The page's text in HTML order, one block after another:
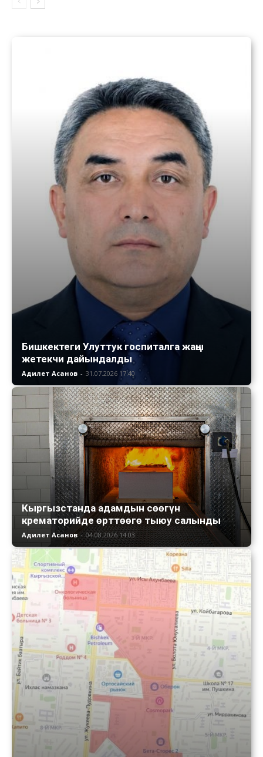
Бишкектеги Улуттук госпиталга жаңы
жетекчи дайындалды
Адилет Асанов - 31.07.2026 17:40
Кыргызстанда адамдын сөөгүн
крематорийде өрттөөгө тыюу салынды
Адилет Асанов - 04.08.2026 14:03